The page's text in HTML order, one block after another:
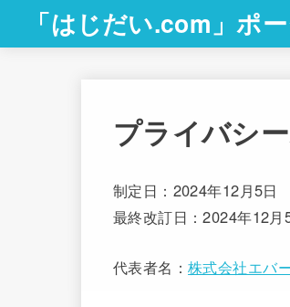
「はじだい.com」ポ
プライバシ
制定日：2024年12月5日
最終改訂日：2024年12月
代表者名：株式会社エバ